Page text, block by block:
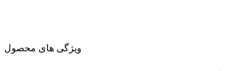
ویژگی های محصول